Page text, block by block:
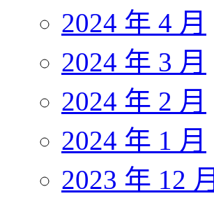
2024 年 4 月
2024 年 3 月
2024 年 2 月
2024 年 1 月
2023 年 12 月